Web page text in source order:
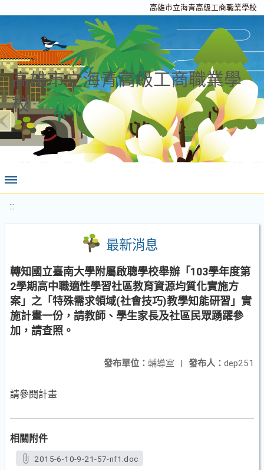
高雄市立海青高級工商職業學校
高雄市立海青高級工商職業學
校
:::
最新消息
轉知國立臺南大學附屬啟聰學校舉辦「103學年度第
2學期高中職適性學習社區教育資源均質化實施方
案」之「特殊需求領域(社會技巧)教學知能研習」實
施計畫一份，請教師、學生家長及社區民眾踴躍參
加，請查照。
發布人： dep251
發布單位： 輔導室 |
請參閱計畫
相關附件
2015-6-10-9-21-57-nf1.doc